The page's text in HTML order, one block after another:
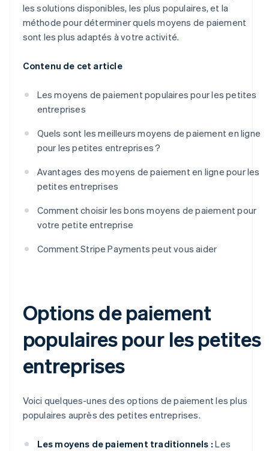
les solutions disponibles, les plus populaires, et la
méthode pour déterminer quels moyens de paiement
sont les plus adaptés à votre activité.
Contenu de cet article
Les moyens de paiement populaires pour les petites
entreprises
Quels sont les meilleurs moyens de paiement en ligne
pour les petites entreprises ?
Avantages des moyens de paiement en ligne pour les
petites entreprises
Comment choisir les bons moyens de paiement pour
votre petite entreprise
Comment Stripe Payments peut vous aider
Options de paiement
populaires pour les petites
entreprises
Voici quelques-unes des options de paiement les plus
populaires auprès des petites entreprises.
Les moyens de paiement traditionnels : Les